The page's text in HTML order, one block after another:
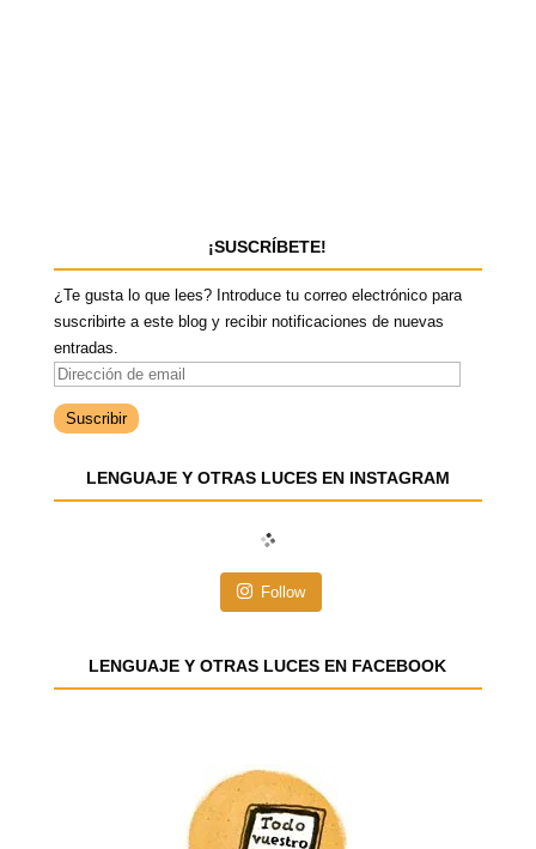
¡SUSCRÍBETE!
¿Te gusta lo que lees? Introduce tu correo electrónico para
suscribirte a este blog y recibir notificaciones de nuevas
entradas.
D
r
c
m
LENGUAJE Y OTRAS LUCES EN INSTAGRAM
Follow
LENGUAJE Y OTRAS LUCES EN FACEBOOK